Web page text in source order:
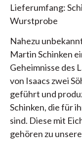
Lieferumfang:
Wurstprobe
Nahezu
Martin Schinken
Geheimnisse des
von Isaacs zwei
geführt und
Schinken, die für
sind. Diese mit
gehören zu